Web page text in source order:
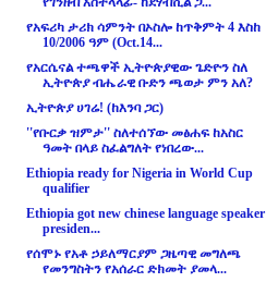
የአፍሪካ ታሪክ ሳምንት በኦስሎ ከጥቅምት 4 እስከ
10/2006 ዓም (Oct.14...
የአርሴናል ተጫዋች ኢትዮጵያዊው ጌድዮን ስለ
ኢትዮጵያ ብሔራዊ ቡድን ጫወታ ምን አለ?
ኢትዮጵያ ሀገሬ! (ከእንባ ጋር)
''የቡርቃ ዝምታ'' ስለተሰኘው መፅሐፍ ከአስር
ዓመት በላይ ስፈልግለት የነበረው...
Ethiopia ready for Nigeria in World Cup
qualifier
Ethiopia got new chinese language speaker
presiden...
የሰሞኑ የአቶ ኃይለማርያም ጋዜጣዊ መግለጫ
የመንግስትን የአሰራር ድክመት ያመላ...